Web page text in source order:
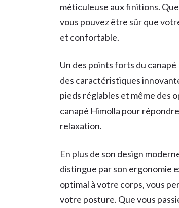
méticuleuse aux finitions.
vous pouvez être sûr que
et confortable.
Un des points forts du
des caractéristiques
pieds réglables et même des
canapé Himolla pour
relaxation.
En plus de son design
distingue par son ergonomie
optimal à votre corps, vous
votre posture. Que vous